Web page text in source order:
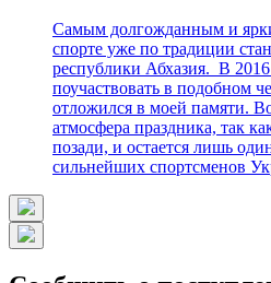
Самым долгожданным и
спорте уже по традиции
республики Абхазия. В
поучаствовать в подобном
отложился в моей памяти.
атмосфера праздника, так
позади, и остается лишь
сильнейших спортсменов